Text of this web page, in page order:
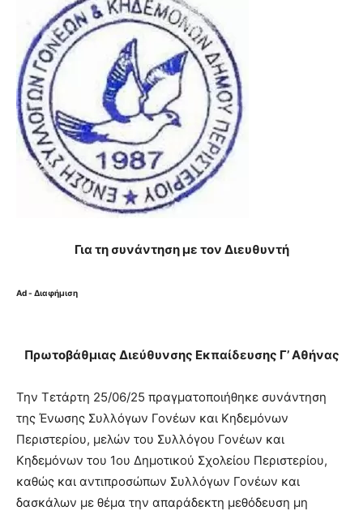
Για τη συνάντηση με τον Διευθυντή
Ad - Διαφήμιση
Πρωτοβάθμιας Διεύθυνσης Εκπαίδευσης Γ’ Αθήνας
Την Τετάρτη 25/06/25 πραγματοποιήθηκε συνάντηση
της Ένωσης Συλλόγων Γονέων και Κηδεμόνων
Περιστερίου, μελών του Συλλόγου Γονέων και
Κηδεμόνων του 1ου Δημοτικού Σχολείου Περιστερίου,
καθώς και αντιπροσώπων Συλλόγων Γονέων και
δασκάλων με θέμα την απαράδεκτη μεθόδευση μη